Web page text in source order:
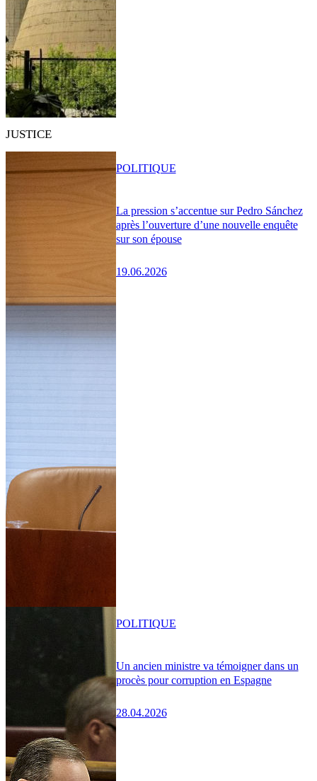
JUSTICE
La pression s’accentue sur Pedro Sánchez
après l’ouverture d’une nouvelle enquête
sur son épouse
19.06.2026
POLITIQUE
Un ancien ministre va témoigner dans un
procès pour corruption en Espagne
28.04.2026
POLITIQUE